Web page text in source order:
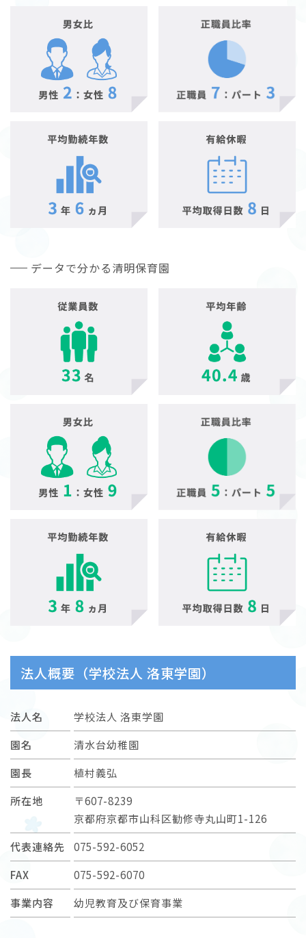
データで分かる清明保育園
法人概要（学校法人 洛東学園）
法人名
学校法人 洛東学園
園名
清水台幼稚園
園長
植村義弘
所在地
〒607-8239
京都府京都市山科区勧修寺丸山町1-126
代表連絡先
075-592-6052
FAX
075-592-6070
事業内容
幼児教育及び保育事業